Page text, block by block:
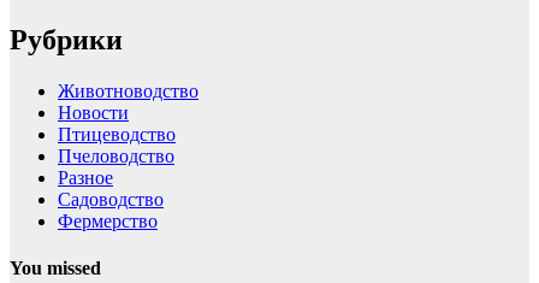
Рубрики
Животноводство
Новости
Птицеводство
Пчеловодство
Разное
Садоводство
Фермерство
You missed